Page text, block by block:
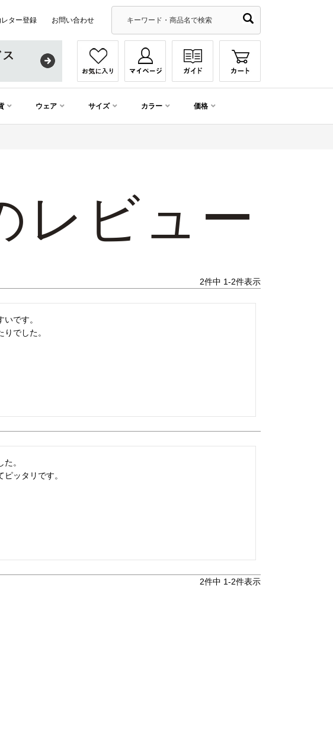
ター登録 お問い合わせ
ウェア サイズ カラー 価格
レビュー
2件中 1-2件表示
です。
でした。
。
ッタリです。
2件中 1-2件表示